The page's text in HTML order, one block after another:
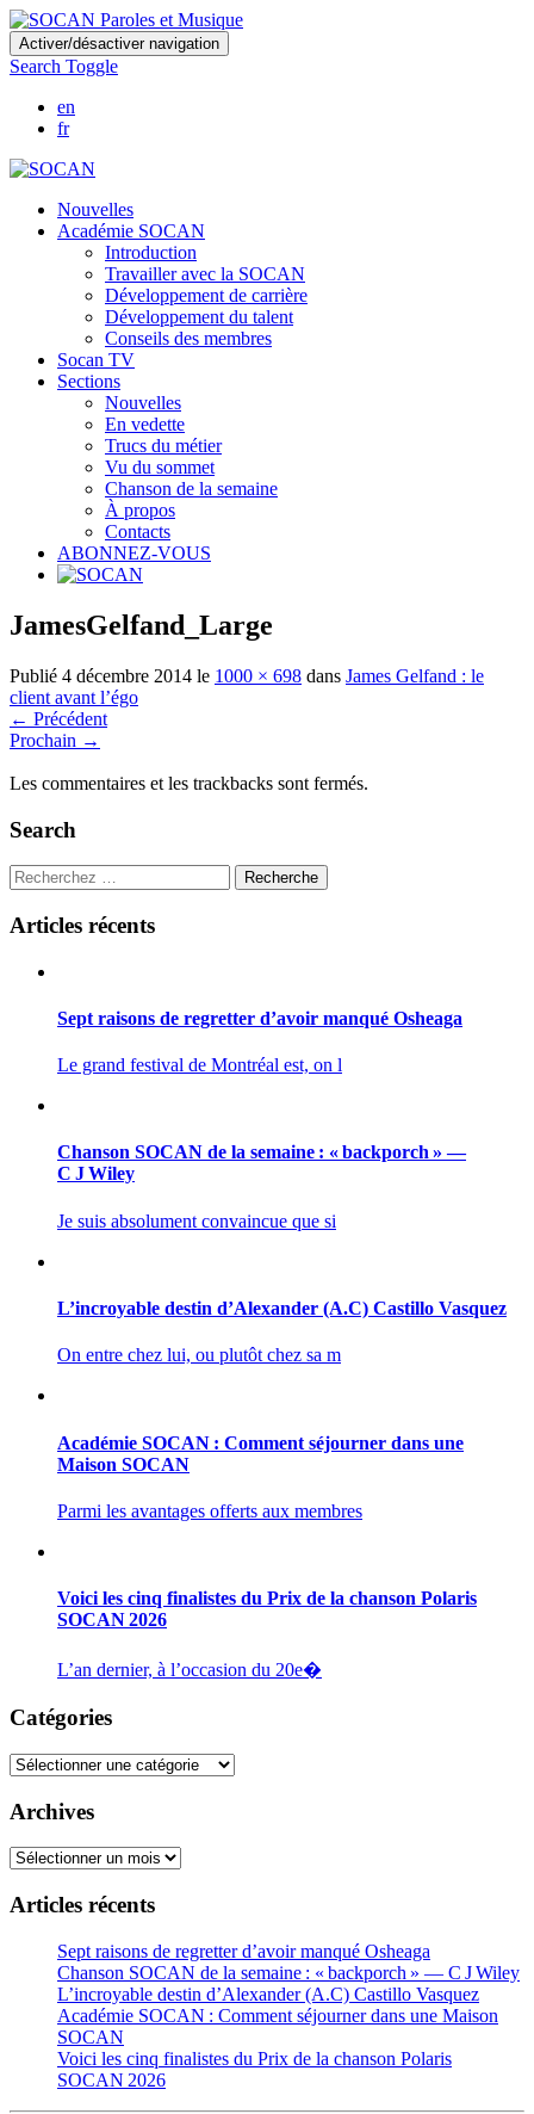
Skip
to
main
content
Activer/désactiver navigation
Search Toggle
en
fr
Nouvelles
Académie SOCAN
Introduction
Travailler avec la SOCAN
Développement de carrière
Développement du talent
Conseils des membres
Socan TV
Sections
Nouvelles
En vedette
Trucs du métier
Vu du sommet
Chanson de la semaine
À propos
Contacts
ABONNEZ-VOUS
JamesGelfand_Large
Publié 4 décembre 2014 le 1000 × 698 dans James Gelfand : le
client avant l’égo
← Précédent
Prochain →
Les commentaires et les trackbacks sont fermés.
Search
Recherche
Articles récents
Sept raisons de regretter d’avoir manqué Osheaga
Le grand festival de Montréal est, on l
Chanson SOCAN de la semaine : « backporch » —
C J Wiley
Je suis absolument convaincue que si
L’incroyable destin d’Alexander (A.C) Castillo Vasquez
On entre chez lui, ou plutôt chez sa m
Académie SOCAN : Comment séjourner dans une
Maison SOCAN
Parmi les avantages offerts aux membres
Voici les cinq finalistes du Prix de la chanson Polaris
SOCAN 2026
L’an dernier, à l’occasion du 20e�
Catégories
Catégories
Archives
Archives
Articles récents
Sept raisons de regretter d’avoir manqué Osheaga
Chanson SOCAN de la semaine : « backporch » — C J Wiley
L’incroyable destin d’Alexander (A.C) Castillo Vasquez
Académie SOCAN : Comment séjourner dans une Maison
SOCAN
Voici les cinq finalistes du Prix de la chanson Polaris
SOCAN 2026